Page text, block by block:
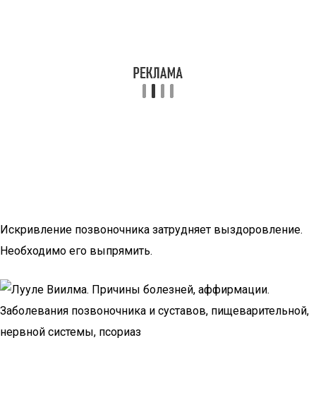
Искривление позвоночника затрудняет выздоровление.
Необходимо его выпрямить.